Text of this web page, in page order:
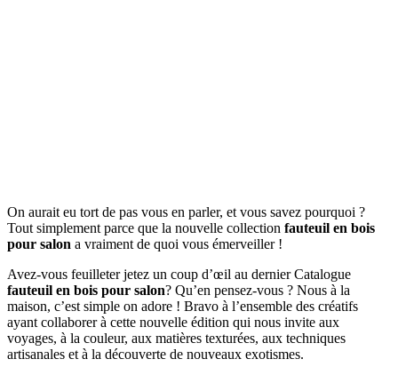
On aurait eu tort de pas vous en parler, et vous savez pourquoi ?
Tout simplement parce que la nouvelle collection fauteuil en bois
pour salon a vraiment de quoi vous émerveiller !
Avez-vous feuilleter jetez un coup d’œil au dernier Catalogue
fauteuil en bois pour salon? Qu’en pensez-vous ? Nous à la
maison, c’est simple on adore ! Bravo à l’ensemble des créatifs
ayant collaborer à cette nouvelle édition qui nous invite aux
voyages, à la couleur, aux matières texturées, aux techniques
artisanales et à la découverte de nouveaux exotismes.